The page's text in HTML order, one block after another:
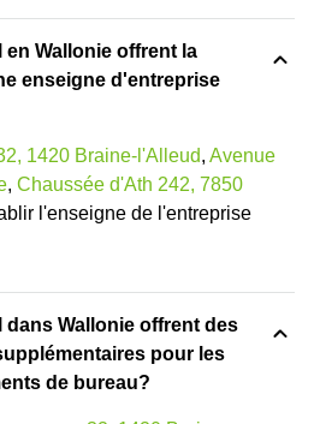
Wallonie offrent la
enseigne d'entreprise
1420 Braine-l'Alleud, Avenue
, Chaussée d'Ath 242, 7850
l'enseigne de l'entreprise
Wallonie offrent des
pour les
de bureau?